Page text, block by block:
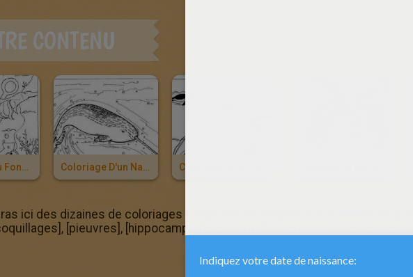
CONTENU
Coloriage Du Fond Des Mers Coloriage D'un Narval
ici des dizaines de coloriages à imprimer et colorier sur le thème de la
[pieuvres], [hippocampes]...un véritable aquarium en